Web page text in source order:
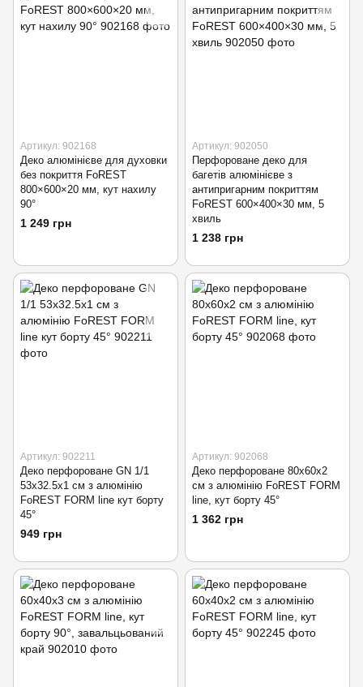
Артикул: 902168
Деко алюмінієве для духовки
без покриття FoREST
800×600×20 мм, кут нахилу
90°
1 249 грн
Артикул: 902050
Перфороване деко для
багетів алюмінієве з
антипригарним покриттям
FoREST 600×400×30 мм, 5
хвиль
1 238 грн
Артикул: 902211
Деко перфороване GN 1/1
53х32.5х1 см з алюмінію
FoREST FORM line кут борту
45°
949 грн
Артикул: 902068
Деко перфороване 80х60х2
см з алюмінію FoREST FORM
line, кут борту 45°
1 362 грн